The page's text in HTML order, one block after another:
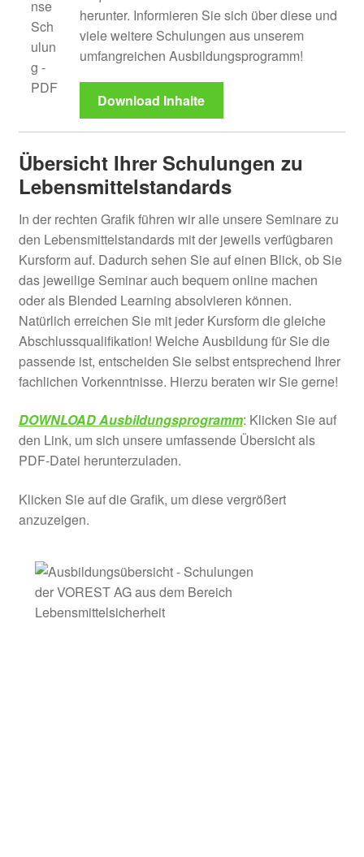
herunter. Informieren Sie sich über diese und
viele weitere Schulungen aus unserem
umfangreichen Ausbildungsprogramm!
Download Inhalte
Übersicht Ihrer Schulungen zu
Lebensmittelstandards
In der rechten Grafik führen wir alle unsere Seminare zu
den Lebensmittelstandards mit der jeweils verfügbaren
Kursform auf. Dadurch sehen Sie auf einen Blick, ob Sie
das jeweilige Seminar auch bequem online machen
oder als Blended Learning absolvieren können.
Natürlich erreichen Sie mit jeder Kursform die gleiche
Abschlussqualifikation! Welche Ausbildung für Sie die
passende ist, entscheiden Sie selbst entsprechend Ihrer
fachlichen Vorkenntnisse. Hierzu beraten wir Sie gerne!
DOWNLOAD Ausbildungsprogramm: Klicken Sie auf
den Link, um sich unsere umfassende Übersicht als
PDF-Datei herunterzuladen.
Klicken Sie auf die Grafik, um diese vergrößert
anzuzeigen.